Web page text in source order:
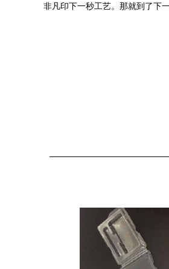
非凡印下一秒工艺。那就到了下